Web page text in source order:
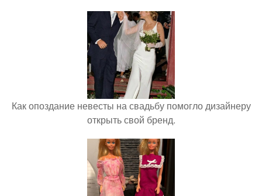
Как опоздание невесты на свадьбу помогло дизайнеру
открыть свой бренд.